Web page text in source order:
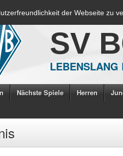
der Webseite zu
SV
LEBENSLANG
Nächste Spiele Herren